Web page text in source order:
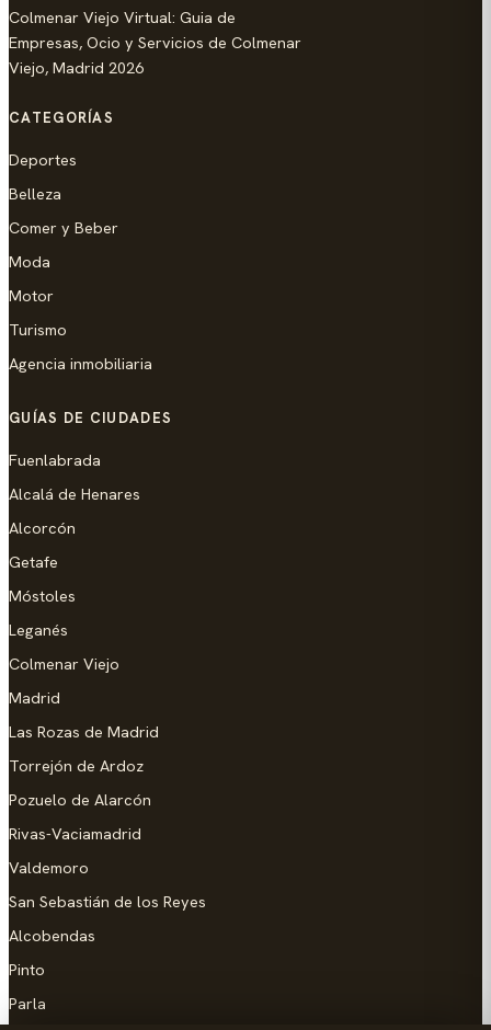
Colmenar Viejo Virtual: Guia de
Empresas, Ocio y Servicios de Colmenar
Viejo, Madrid 2026
CATEGORÍAS
Deportes
Belleza
Comer y Beber
Moda
Motor
Turismo
Agencia inmobiliaria
GUÍAS DE CIUDADES
Fuenlabrada
Alcalá de Henares
Alcorcón
Getafe
Móstoles
Leganés
Colmenar Viejo
Madrid
Las Rozas de Madrid
Torrejón de Ardoz
Pozuelo de Alarcón
Rivas-Vaciamadrid
Valdemoro
San Sebastián de los Reyes
Alcobendas
Pinto
Parla